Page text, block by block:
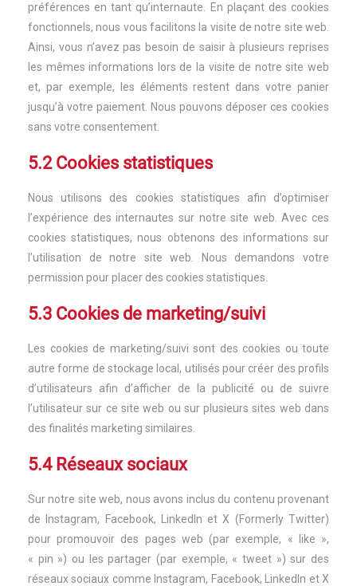
préférences en tant qu’internaute. En plaçant des cookies
fonctionnels, nous vous facilitons la visite de notre site web.
Ainsi, vous n’avez pas besoin de saisir à plusieurs reprises
les mêmes informations lors de la visite de notre site web
et, par exemple, les éléments restent dans votre panier
jusqu’à votre paiement. Nous pouvons déposer ces cookies
sans votre consentement.
5.2 Cookies statistiques
Nous utilisons des cookies statistiques afin d’optimiser
l’expérience des internautes sur notre site web. Avec ces
cookies statistiques, nous obtenons des informations sur
l’utilisation de notre site web. Nous demandons votre
permission pour placer des cookies statistiques.
5.3 Cookies de marketing/suivi
Les cookies de marketing/suivi sont des cookies ou toute
autre forme de stockage local, utilisés pour créer des profils
d’utilisateurs afin d’afficher de la publicité ou de suivre
l’utilisateur sur ce site web ou sur plusieurs sites web dans
des finalités marketing similaires.
5.4 Réseaux sociaux
Sur notre site web, nous avons inclus du contenu provenant
de Instagram, Facebook, LinkedIn et X (Formerly Twitter)
pour promouvoir des pages web (par exemple, « like »,
« pin ») ou les partager (par exemple, « tweet ») sur des
réseaux sociaux comme Instagram, Facebook, LinkedIn et X